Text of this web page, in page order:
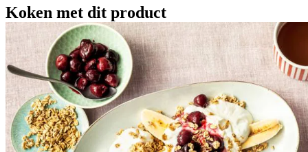
Koken met dit product